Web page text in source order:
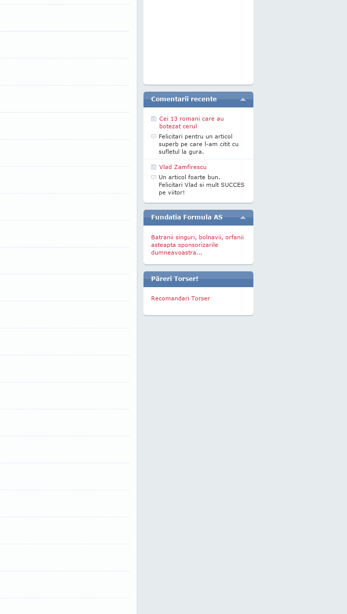
Comentarii recente
Cei 13 romani care au
botezat cerul
Felicitari pentru un articol
superb pe care l-am citit cu
sufletul la gura.
Vlad Zamfirescu
Un articol foarte bun.
Felicitari Vlad si mult SUCCES
pe viitor!
Fundatia Formula AS
Batranii singuri, bolnavii, orfanii
asteapta sponsorizarile
dumneavoastra...
Păreri Torser!
Recomandari Torser